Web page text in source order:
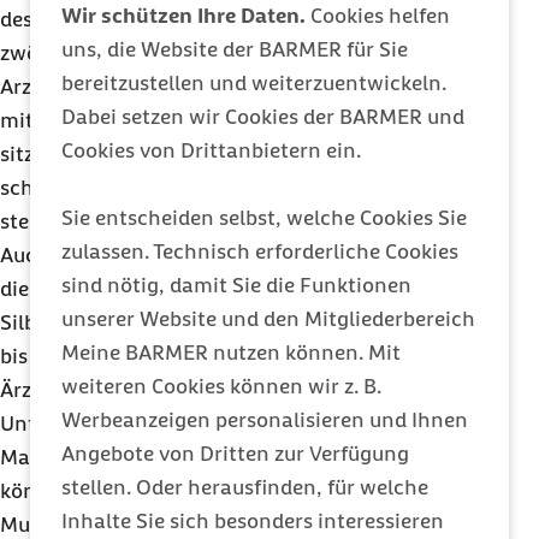
Wir schützen Ihre Daten. Cookies helfen
uns, die Website der BARMER für Sie
bereitzustellen und weiterzuentwickeln.
Dabei setzen wir Cookies der BARMER und
Cookies von Drittanbietern ein.
Sie entscheiden selbst, welche Cookies Sie
zulassen. Technisch erforderliche Cookies
sind nötig, damit Sie die Funktionen
unserer Website und den Mitgliederbereich
Meine BARMER nutzen können. Mit
weiteren Cookies können wir z. B.
Werbeanzeigen personalisieren und Ihnen
Angebote von Dritten zur Verfügung
stellen. Oder herausfinden, für welche
Inhalte Sie sich besonders interessieren
des Kindes statt, also zwischen dem zehnten und
zwölften Lebensmonat. Bei der Ärztin oder dem
Arzt soll das Kind zeigen, ob es schon selbstständig
mit ausgestreckten Beinen und geradem Rücken
sitzen kann. Manche Kinder können sich sogar
schon selbst in den Stand hochziehen oder frei
stehen.
Auch die sprachliche Entwicklung der Kinder steht
dieses Mal im Fokus. Brabbelt Ihr Kind bereits
Silben wie „da-da“ oder „ba-ba“? Dann dauert es
bis zu den ersten Worten nicht mehr lang. Die
Ärztin oder der Arzt informiert Sie bei dieser
Untersuchung auch darüber, mit welchen
Maßnahmen Sie die Sprachentwicklung fördern
können. Außerdem klärt er Sie über die richtige
Mundhygiene beim Kind auf. Das ist vor allem